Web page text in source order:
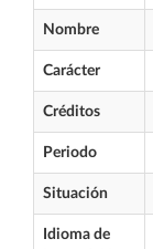
Nombre
Carácter
Créditos
Periodo
Situación
Idioma de